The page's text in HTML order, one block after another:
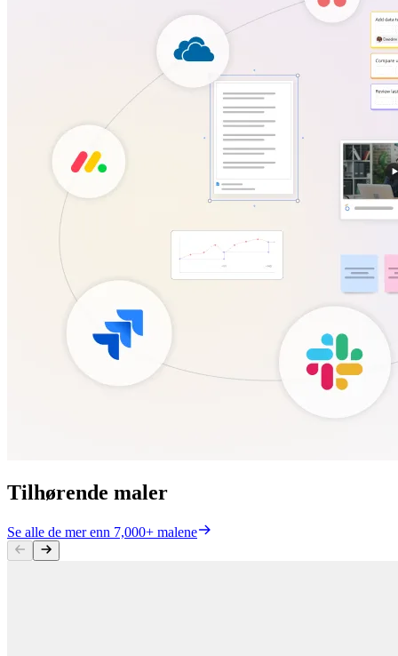
Tilhørende maler
Se alle de mer enn 7,000+ malene